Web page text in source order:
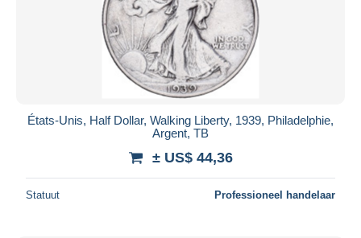
États-Unis, Half Dollar, Walking Liberty, 1939, Philadelphie,
Argent, TB
± US$ 44,36
Statuut Professioneel handelaar